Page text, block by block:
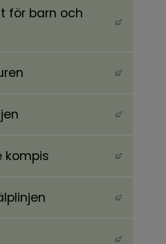
för barn och
öppnas i nytt
öppnas i nytt
öppnas i nytt
kompis öppnas i nytt
öppnas i nytt